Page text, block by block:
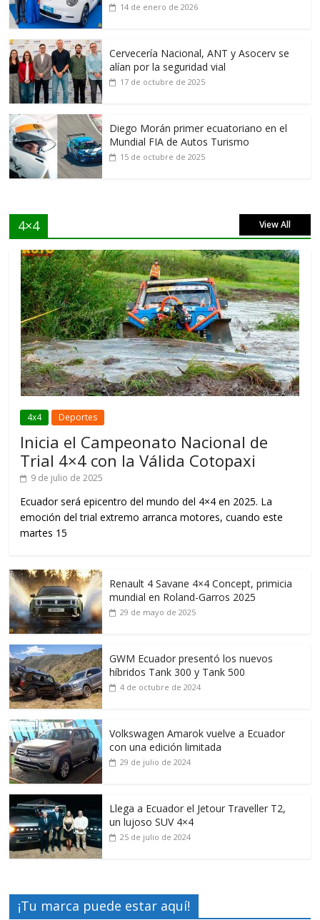
14 de enero de 2026
Cervecería Nacional, ANT y Asocerv se
alían por la seguridad vial
17 de octubre de 2025
Diego Morán primer ecuatoriano en el
Mundial FIA de Autos Turismo
15 de octubre de 2025
4×4 View All
4x4 Deportes
Inicia el Campeonato Nacional de
Trial 4×4 con la Válida Cotopaxi
9 de julio de 2025
Ecuador será epicentro del mundo del 4×4 en 2025. La
emoción del trial extremo arranca motores, cuando este
martes 15
Renault 4 Savane 4×4 Concept, primicia
mundial en Roland-Garros 2025
29 de mayo de 2025
GWM Ecuador presentó los nuevos
híbridos Tank 300 y Tank 500
4 de octubre de 2024
Volkswagen Amarok vuelve a Ecuador
con una edición limitada
29 de julio de 2024
Llega a Ecuador el Jetour Traveller T2,
un lujoso SUV 4×4
25 de julio de 2024
¡Tu marca puede estar aquí!